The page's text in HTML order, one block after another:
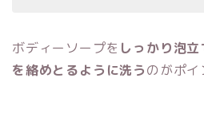
ボディーソープを しっかり泡立
を絡めとるように洗うのがポイ